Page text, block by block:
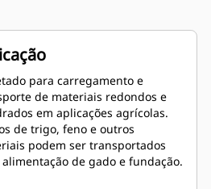
para carregamento e
de materiais redondos e
em aplicações agrícolas.
de trigo, feno e outros
podem ser transportados
de gado e fundação.